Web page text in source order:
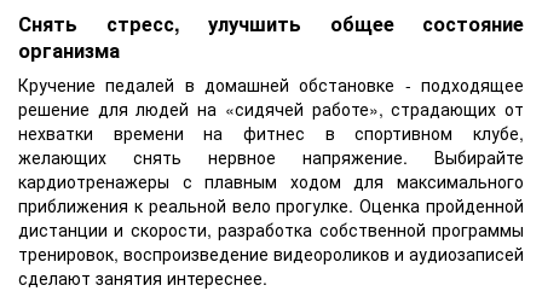
Снять стресс, улучшить общее состояние
организма
Кручение педалей в домашней обстановке - подходящее
решение для людей на «сидячей работе», страдающих от
нехватки времени на фитнес в спортивном клубе,
желающих снять нервное напряжение. Выбирайте
кардиотренажеры с плавным ходом для максимального
приближения к реальной вело прогулке. Оценка пройденной
дистанции и скорости, разработка собственной программы
тренировок, воспроизведение видеороликов и аудиозаписей
сделают занятия интереснее.